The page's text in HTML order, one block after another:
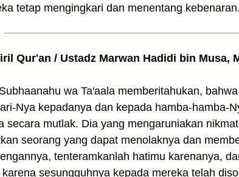
tetap mengingkari dan menentang kebenaran.
Qur'an / Ustadz Marwan Hadidi bin Musa,
wa Ta'aala memberitahukan,
Nya kepadanya dan kepada hamba-hamba-
secara mutlak. Dia yang mengaruniakan
seorang yang dapat menolaknya dan
tenteramkanlah hatimu karenanya,
sesungguhnya kepada mereka telah